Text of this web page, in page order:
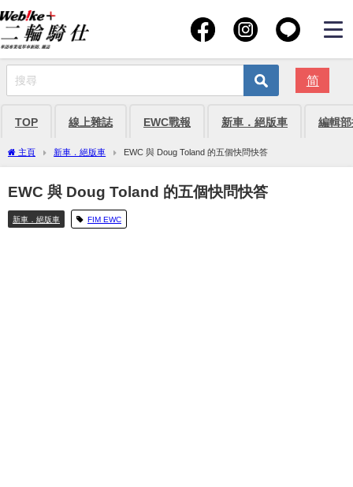
简
TOP 線上雜誌 EWC戰報 新車．絕版車 編輯
主頁 新車．絕版車 EWC 與 Doug Toland 的五個快問快答
EWC 與 Doug Toland 的五個快問快答
新車．絕版車 FIM EWC